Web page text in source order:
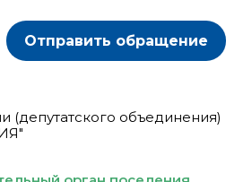
Отправить обращение
(депутатского объединения)